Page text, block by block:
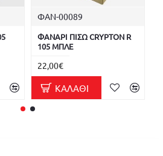
ΦΑΝ-00089
ΦΑΝΑΡΙ ΠΙΣΩ CRYPTON R
105 ΜΠΛΕ
22,00€
ΚΑΛΆΘΙ